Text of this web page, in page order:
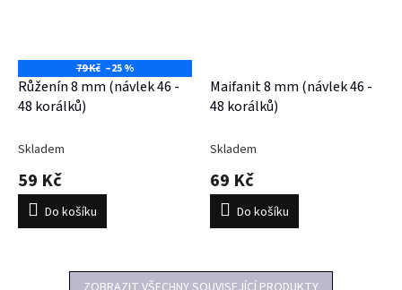
79 Kč –25 %
Růženín 8 mm (návlek 46 -
48 korálků)
Skladem
59 Kč
Do košíku
Maifanit 8 mm (návlek 46 -
48 korálků)
Skladem
69 Kč
Do košíku